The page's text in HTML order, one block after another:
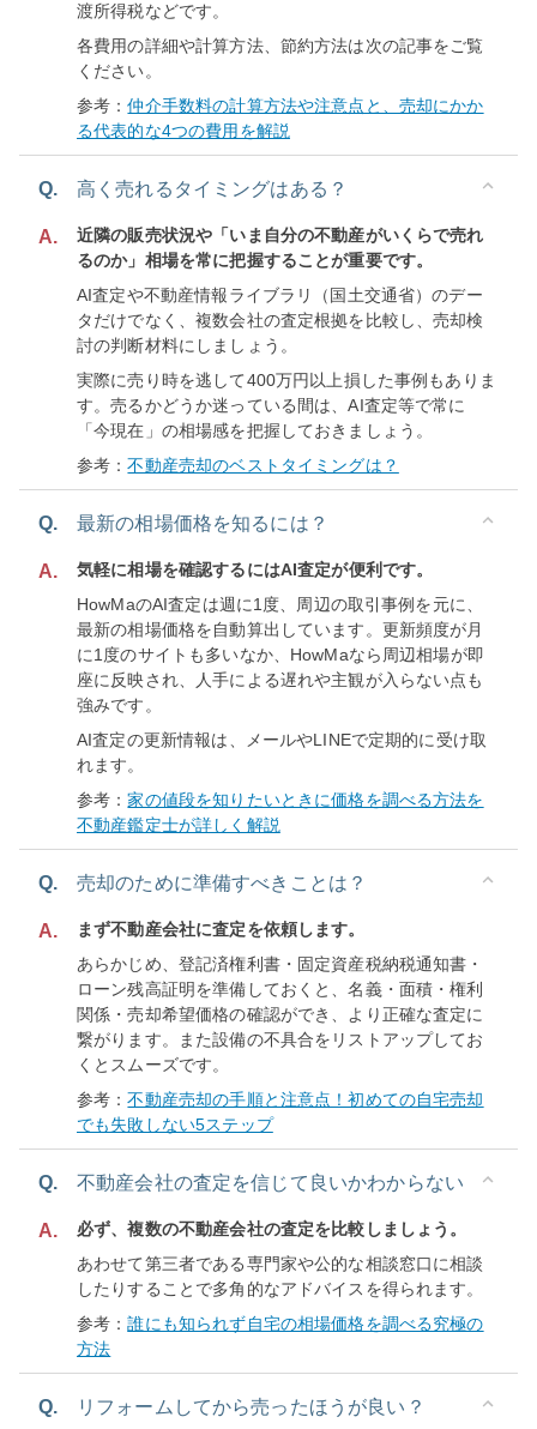
渡所得税などです。
各費用の詳細や計算方法、節約方法は次の記事をご覧
ください。
参考：仲介手数料の計算方法や注意点と、売却にかか
る代表的な4つの費用を解説
Q. 高く売れるタイミングはある？
A.
近隣の販売状況や「いま自分の不動産がいくらで売れ
るのか」相場を常に把握することが重要です。
AI査定や不動産情報ライブラリ（国土交通省）のデー
タだけでなく、複数会社の査定根拠を比較し、売却検
討の判断材料にしましょう。
実際に売り時を逃して400万円以上損した事例もありま
す。売るかどうか迷っている間は、AI査定等で常に
「今現在」の相場感を把握しておきましょう。
参考：不動産売却のベストタイミングは？
Q. 最新の相場価格を知るには？
A.
気軽に相場を確認するにはAI査定が便利です。
HowMaのAI査定は週に1度、周辺の取引事例を元に、
最新の相場価格を自動算出しています。更新頻度が月
に1度のサイトも多いなか、HowMaなら周辺相場が即
座に反映され、人手による遅れや主観が入らない点も
強みです。
AI査定の更新情報は、メールやLINEで定期的に受け取
れます。
参考：家の値段を知りたいときに価格を調べる方法を
不動産鑑定士が詳しく解説
Q. 売却のために準備すべきことは？
A.
まず不動産会社に査定を依頼します。
あらかじめ、登記済権利書・固定資産税納税通知書・
ローン残高証明を準備しておくと、名義・面積・権利
関係・売却希望価格の確認ができ、より正確な査定に
繋がります。また設備の不具合をリストアップしてお
くとスムーズです。
参考：不動産売却の手順と注意点！初めての自宅売却
でも失敗しない5ステップ
Q. 不動産会社の査定を信じて良いかわからない
A.
必ず、複数の不動産会社の査定を比較しましょう。
あわせて第三者である専門家や公的な相談窓口に相談
したりすることで多角的なアドバイスを得られます。
参考：誰にも知られず自宅の相場価格を調べる究極の
方法
Q. リフォームしてから売ったほうが良い？